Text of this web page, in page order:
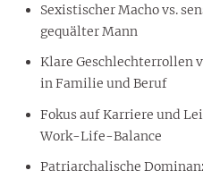
Sexistischer Macho vs.
gequälter Mann
Klare Geschlechterrollen
in Familie und Beruf
Fokus auf Karriere und
Work-Life-Balance
Patriarchalische